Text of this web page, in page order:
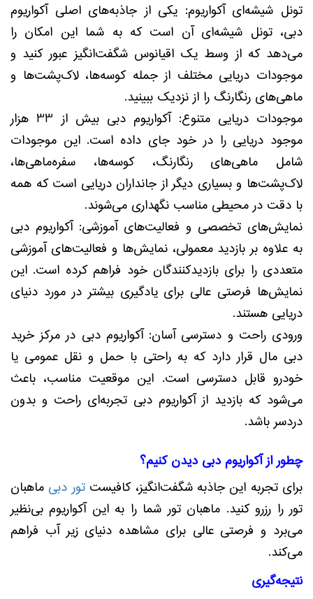
تونل شیشه‌ای آکواریوم: یکی از جاذبه‌های اصلی آکواریوم
دبی، تونل شیشه‌ای آن است که به شما این امکان را
می‌دهد که از وسط یک اقیانوس شگفت‌انگیز عبور کنید و
موجودات دریایی مختلف از جمله کوسه‌ها، لاک‌پشت‌ها و
ماهی‌های رنگارنگ را از نزدیک ببینید.
موجودات دریایی متنوع: آکواریوم دبی بیش از 33 هزار
موجود دریایی را در خود جای داده است. این موجودات
شامل ماهی‌های رنگارنگ، کوسه‌ها، سفره‌ماهی‌ها،
لاک‌پشت‌ها و بسیاری دیگر از جانداران دریایی است که همه
با دقت در محیطی مناسب نگهداری می‌شوند.
نمایش‌های تخصصی و فعالیت‌های آموزشی: آکواریوم دبی
به علاوه بر بازدید معمولی، نمایش‌ها و فعالیت‌های آموزشی
متعددی را برای بازدیدکنندگان خود فراهم کرده است. این
نمایش‌ها فرصتی عالی برای یادگیری بیشتر در مورد دنیای
دریایی هستند.
ورودی راحت و دسترسی آسان: آکواریوم دبی در مرکز خرید
دبی مال قرار دارد که به راحتی با حمل و نقل عمومی یا
خودرو قابل دسترسی است. این موقعیت مناسب، باعث
می‌شود که بازدید از آکواریوم دبی تجربه‌ای راحت و بدون
دردسر باشد.
چطور از آکواریوم دبی دیدن کنیم؟
برای تجربه این جاذبه شگفت‌انگیز، کافیستتور دبی ماهبان
تور را رزرو کنید. ماهبان تور شما را به این آکواریوم بی‌نظیر
می‌برد و فرصتی عالی برای مشاهده دنیای زیر آب فراهم
می‌کند.
نتیجه‌گیری